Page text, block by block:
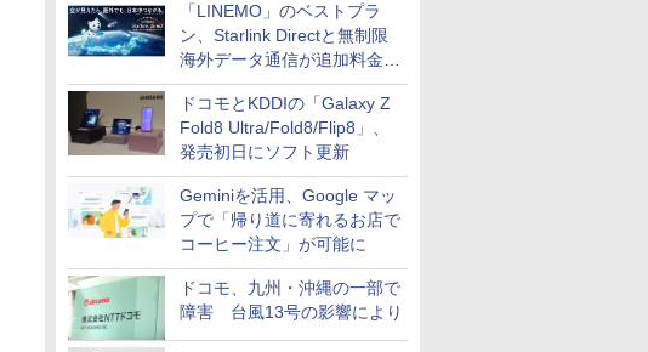
「LINEMO」のベストプラ
ン、Starlink Directと無制限
海外データ通信が追加料金な
しに
ドコモとKDDIの「Galaxy Z
Fold8 Ultra/Fold8/Flip8」、
発売初日にソフト更新
Geminiを活用、Google マッ
プで「帰り道に寄れるお店で
コーヒー注文」が可能に
ドコモ、九州・沖縄の一部で
障害 台風13号の影響により